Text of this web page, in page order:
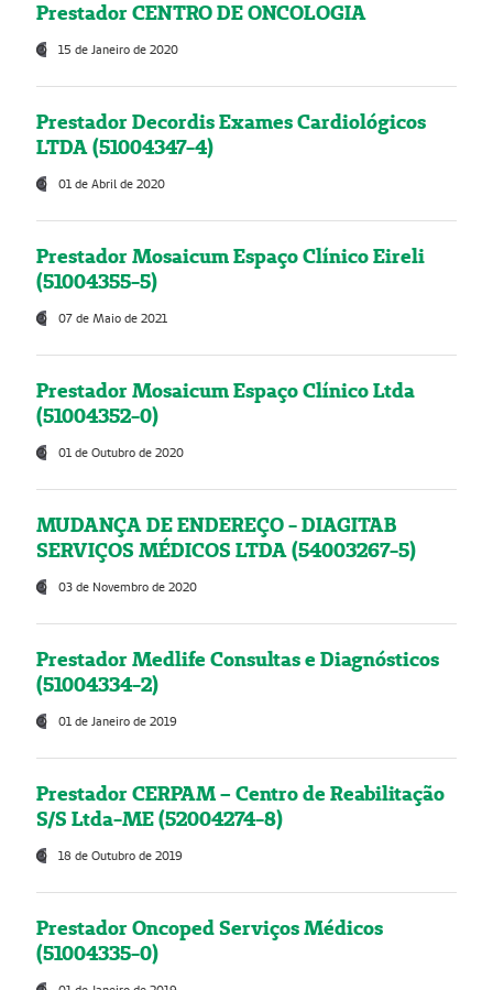
Prestador CENTRO DE ONCOLOGIA
15 de Janeiro de 2020
Prestador Decordis Exames Cardiológicos
LTDA (51004347-4)
01 de Abril de 2020
Prestador Mosaicum Espaço Clínico Eireli
(51004355-5)
07 de Maio de 2021
Prestador Mosaicum Espaço Clínico Ltda
(51004352-0)
01 de Outubro de 2020
MUDANÇA DE ENDEREÇO - DIAGITAB
SERVIÇOS MÉDICOS LTDA (54003267-5)
03 de Novembro de 2020
Prestador Medlife Consultas e Diagnósticos
(51004334-2)
01 de Janeiro de 2019
Prestador CERPAM – Centro de Reabilitação
S/S Ltda-ME (52004274-8)
18 de Outubro de 2019
Prestador Oncoped Serviços Médicos
(51004335-0)